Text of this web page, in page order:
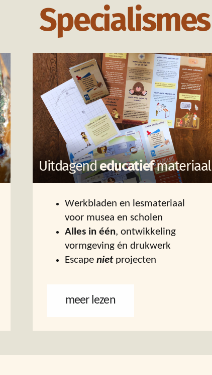
Specialismes
Uitdagendeducatiefmateriaal
Werkbladen en lesmateriaal ​
voor musea en scholen
Alles in één, ontwikkeling ​
vormgeving én drukwerk
Escapeniet projecten
meer lezen